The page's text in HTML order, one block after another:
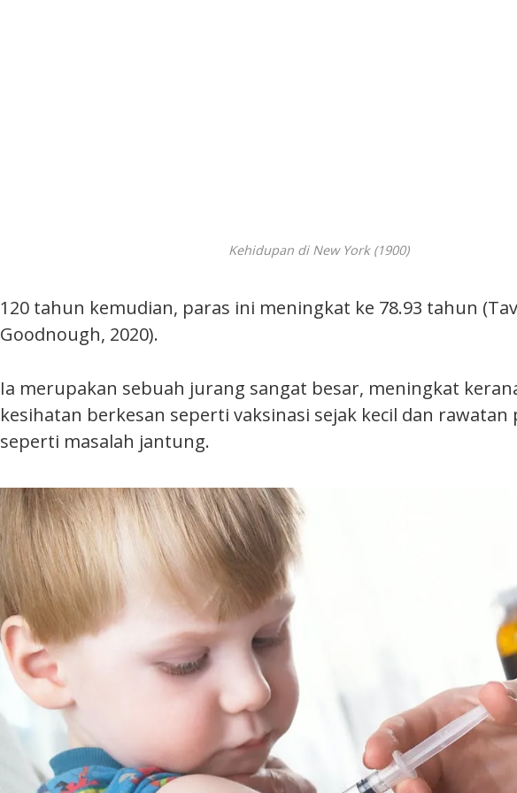
Kehidupan di New York (1900)
120 tahun kemudian, paras ini meningkat ke 78.93 tahun
Goodnough, 2020).
Ia merupakan sebuah jurang sangat besar, meningkat
kesihatan berkesan seperti vaksinasi sejak kecil dan rawatan
seperti masalah jantung.